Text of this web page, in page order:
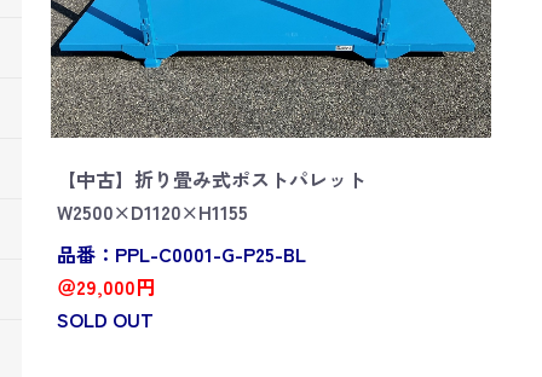
【中古】折り畳み式ポストパレット
W2500×D1120×H1155
品番：PPL-C0001-G-P25-BL
＠29,000円
SOLD OUT